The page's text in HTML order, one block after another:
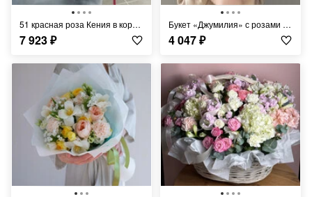
51 красная роза Кения в корзине
7 923₽
Букет «Джумилия» с розами и альстромерией
4 047₽